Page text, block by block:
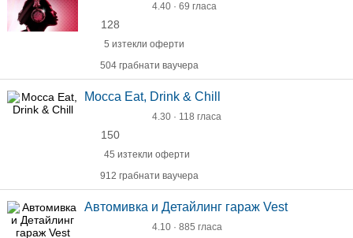
4.40 · 69 гласа
128
5 изтекли оферти
504 грабнати ваучера
Mocca Eat, Drink & Chill
4.30 · 118 гласа
150
45 изтекли оферти
912 грабнати ваучера
Автомивка и Детайлинг гараж Vest
4.10 · 885 гласа